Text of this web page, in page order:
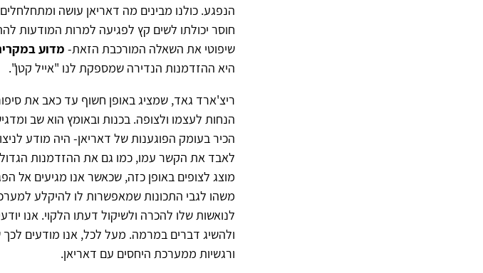
הנפגע. כולנו מבינים מה דאריאן עושה
חוסר יכולתו לשים קץ לפגיעה למרות המודעות
שיפוטי את השאלה המורכבת הזאת- מדוע
היא ההזדמנות הנדירה שמספקת לנו "אייל קטן".
ריצ'ארד גאד, שמציג באופן חשוף עד כאב את
הנחות לעצמו ולצופה. בכנות ובאומץ הוא שב
הכיר בעומק הפוגענות של דאריאן- היה מודע
לאבד את הקשר עמו, כמו גם את ההזדמנות
מוצג לצופים באופן כזה, שכאשר אנו מגיעים אל
משהו לגבי התכונות שמאפשרות לו להיקלע
לנואשות שלו להכרה ולשיקול דעתו הלקוי. אנו
ולהשיג דברים במרמה. מעל לכל, אנו מודעים
ורגשיות ממערכת היחסים עם דאריאן.